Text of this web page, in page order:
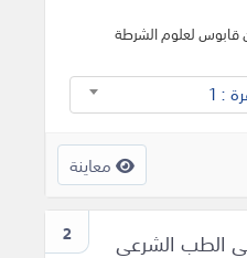
قابوس لعلوم الشرطة
: 1
معاينة
2
في الطب الشرعي